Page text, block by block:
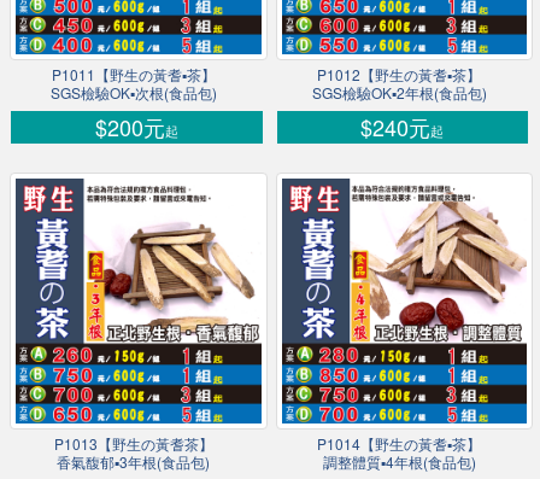
P1011【野生の黃耆▪茶】
SGS檢驗OK▪次根(食品包)
$200元起
P1012【野生の黃耆▪茶】
SGS檢驗OK▪2年根(食品包)
$240元起
P1013【野生の黃耆茶】
香氣馥郁▪3年根(食品包)
P1014【野生の黃耆▪茶】
調整體質▪4年根(食品包)